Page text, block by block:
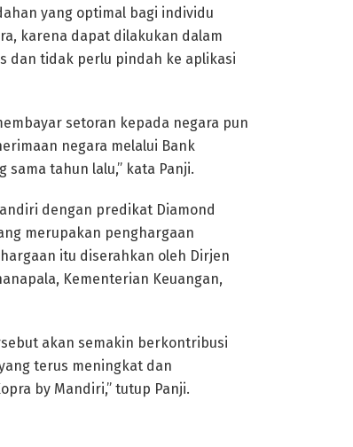
yang optimal bagi individu
karena dapat dilakukan dalam
dan tidak perlu pindah ke aplikasi
setoran kepada negara pun
negara melalui Bank
sama tahun lalu,” kata Panji.
dengan predikat Diamond
merupakan penghargaan
itu diserahkan oleh Dirjen
Kementerian Keuangan,
akan semakin berkontribusi
terus meningkat dan
by Mandiri,” tutup Panji.